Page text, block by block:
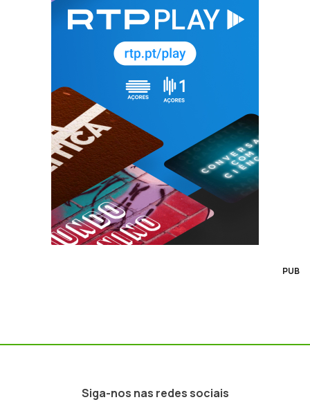
PUB
Siga-nos nas redes sociais